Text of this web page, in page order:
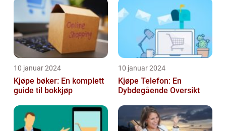
10 januar 2024
Kjøpe bøker: En komplett
guide til bokkjøp
10 januar 2024
Kjøpe Telefon: En
Dybdegående Oversikt